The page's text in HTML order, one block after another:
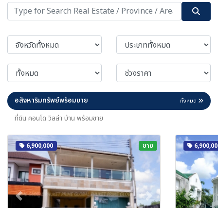
อสังหาริมทรัพย์พร้อมขาย ทั้งหมด
ที่ดิน คอนโด วิลล่า บ้าน พร้อมขาย
Previous Next
6,900,000 ขาย
Previous